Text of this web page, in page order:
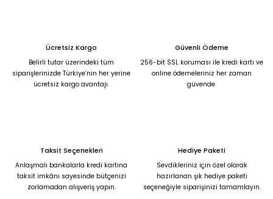
Bu ürüne benzer farklı alternatifler olmalı.
Ücretsiz Kargo
Belirli tutar üzerindeki tüm
siparişlerinizde Türkiye’nin her yerine
ücretsiz kargo avantajı.
Güvenli Ödeme
256-bit SSL koruması ile kredi kartı ve
online ödemeleriniz her zaman
güvende.
Taksit Seçenekleri
Anlaşmalı bankalarla kredi kartına
taksit imkânı sayesinde bütçenizi
zorlamadan alışveriş yapın.
Hediye Paketi
Sevdikleriniz için özel olarak
hazırlanan şık hediye paketi
seçeneğiyle siparişinizi tamamlayın.